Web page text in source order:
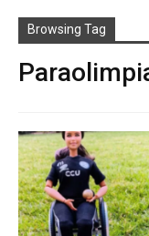
Browsing Tag